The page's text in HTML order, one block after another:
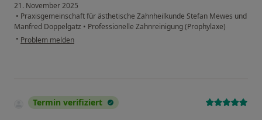
21. November 2025
• Praxisgemeinschaft für ästhetische Zahnheilkunde Stefan Mewes und
Manfred Doppelgatz • Professionelle Zahnreinigung (Prophylaxe)
• Problem melden
Termin verifiziert